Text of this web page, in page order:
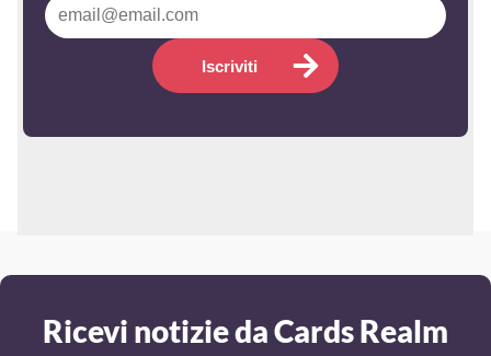
Iscriviti
Ricevi notizie da Cards Realm